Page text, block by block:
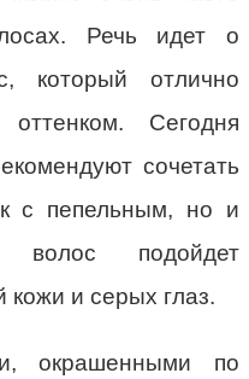
Речь идет о
который отлично
Сегодня
сочетать
с пепельным, но и
подойдет
кожи и серых глаз.
окрашенными по